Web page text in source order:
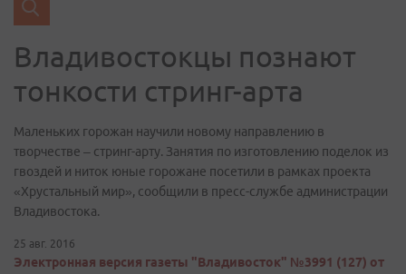
Владивостокцы познают
тонкости стринг-арта
Маленьких горожан научили новому направлению в
творчестве – стринг-арту. Занятия по изготовлению поделок из
гвоздей и ниток юные горожане посетили в рамках проекта
«Хрустальный мир», сообщили в пресс-службе администрации
Владивостока.
25 авг. 2016
Электронная версия газеты "Владивосток" №3991 (127) от